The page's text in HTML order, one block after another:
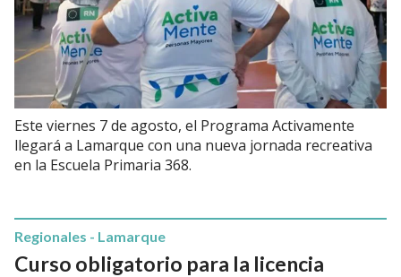
Este viernes 7 de agosto, el Programa Activamente
llegará a Lamarque con una nueva jornada recreativa
en la Escuela Primaria 368.
Curso obligatorio para la licencia
Regionales - Lamarque